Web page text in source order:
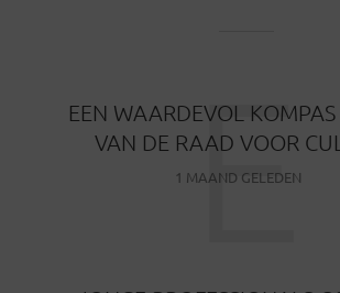
EEN WAARDEVOL
VAN DE RAAD VOOR
1 MAAND GELEDEN
E